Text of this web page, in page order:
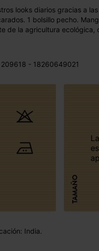
looks diarios gracias a
1 bolsillo pecho.
de la agricultura ecológica,
- 18260649021
TAMAÑO
Largo medio
India.